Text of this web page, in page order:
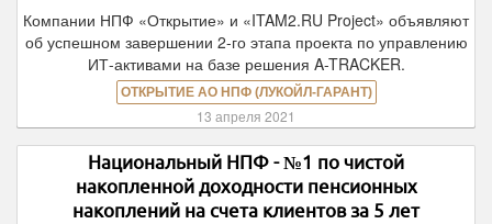
Компании НПФ «Открытие» и «ITAM2.RU Project» объявляют
об успешном завершении 2-го этапа проекта по управлению
ИТ-активами на базе решения A-TRACKER.
ОТКРЫТИЕ АО НПФ (ЛУКОЙЛ-ГАРАНТ)
13 апреля 2021
Национальный НПФ - №1 по чистой
накопленной доходности пенсионных
накоплений на счета клиентов за 5 лет